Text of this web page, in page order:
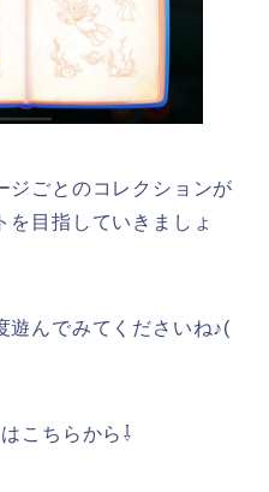
ジごとのコレクションが
を目指していきましょ
遊んでみてくださいね♪(
こちらから⇩